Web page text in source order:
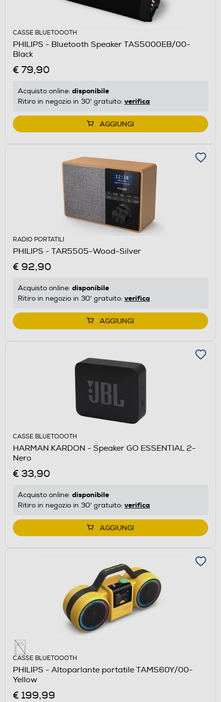
CASSE BLUETOOOTH
PHILIPS - Bluetooth Speaker TAS5000EB/00-
Black
€ 79,90
Acquisto online: disponibile
Ritiro in negozio in 30' gratuito: verifica
AGGIUNGI
RADIO PORTATILI
PHILIPS - TAR5505-Wood-Silver
€ 92,90
Acquisto online: disponibile
Ritiro in negozio in 30' gratuito: verifica
AGGIUNGI
CASSE BLUETOOOTH
HARMAN KARDON - Speaker GO ESSENTIAL 2-
Nero
€ 33,90
Acquisto online: disponibile
Ritiro in negozio in 30' gratuito: verifica
AGGIUNGI
CASSE BLUETOOOTH
PHILIPS - Altoparlante portatile TAMS60Y/00-
Yellow
€ 199,99